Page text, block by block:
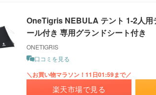
OneTigris NEBULA テント 1-2人用
ール付き 専用グランドシート付き
ONETIGRIS
口コミを見る
＼お買い物マラソン！11日01:59まで／
楽天市場で見る